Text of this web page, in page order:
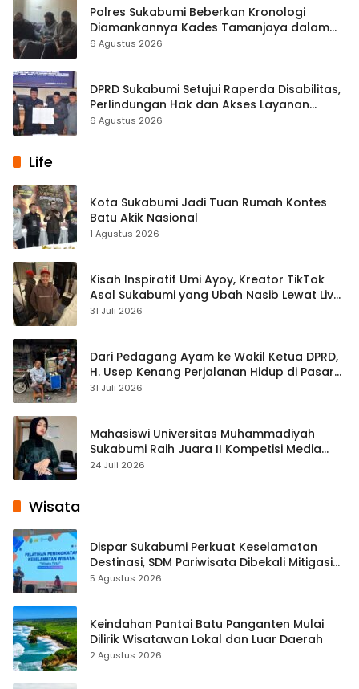
Polres Sukabumi Beberkan Kronologi
Diamankannya Kades Tamanjaya dalam
Kasus Sabu
6 Agustus 2026
DPRD Sukabumi Setujui Raperda Disabilitas,
Perlindungan Hak dan Akses Layanan
Diperkuat
6 Agustus 2026
Life
Kota Sukabumi Jadi Tuan Rumah Kontes
Batu Akik Nasional
1 Agustus 2026
Kisah Inspiratif Umi Ayoy, Kreator TikTok
Asal Sukabumi yang Ubah Nasib Lewat Live
Streaming
31 Juli 2026
Dari Pedagang Ayam ke Wakil Ketua DPRD,
H. Usep Kenang Perjalanan Hidup di Pasar
Cisaat
31 Juli 2026
Mahasiswi Universitas Muhammadiyah
Sukabumi Raih Juara II Kompetisi Media
Pembelajaran Digital Tingkat Internasional
24 Juli 2026
Wisata
Dispar Sukabumi Perkuat Keselamatan
Destinasi, SDM Pariwisata Dibekali Mitigasi
hingga Teknik Evakuasi
5 Agustus 2026
Keindahan Pantai Batu Panganten Mulai
Dilirik Wisatawan Lokal dan Luar Daerah
2 Agustus 2026